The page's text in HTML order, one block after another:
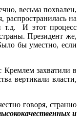
весьма похвален,
на
т.д. И этот процесс
Президент же,
бы уместно, если
Кремлем захватили в
вертикали власти,
говоря, странно
и